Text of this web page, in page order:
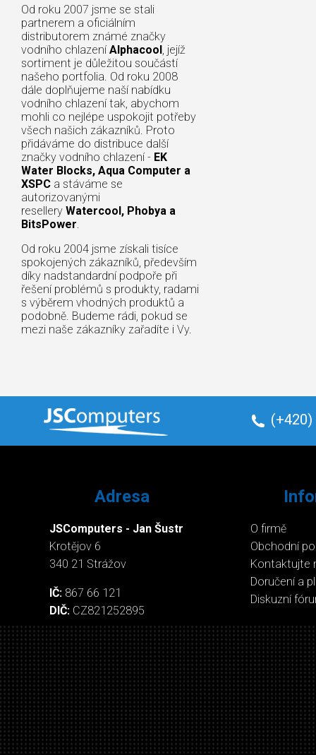
Od roku 2007 jsme se stali
partnerem a oficiálním
distributorem známé značky
vodního chlazení Alphacool, jejíž
sortiment je důležitou součástí
našeho portfolia. Od roku 2008
dále doplňujeme naší nabídku
vodního chlazení tak, abychom
mohli co nejlépe uspokojit potřeby
všech našich zákazníků. Proto
přidáváme do distribuce další
značky vodního chlazení - EK
Water Blocks, Aqua Computer a
XSPC a stáváme se
autorizovanými
resellery Watercool, Phobya a
BitsPower.
Od roku 2004 jsme získali tisíce
spokojených zákazníků, především
díky nadstandardní podpoře při
řešení problémů s produkty, radami
s výběrem vhodných produktů a
podobně. Budeme rádi, pokud se
mezi naše zákazníky zařadíte i Vy.
(+420)
Adresa
JSComputers - Jan Šustr
Krotějov 6
340 21 Strážov
IČ: 867 66 121
DIČ: CZ821252895
O firmě
Obchodní
Kontaktujte
Doručení a
Diskuzní